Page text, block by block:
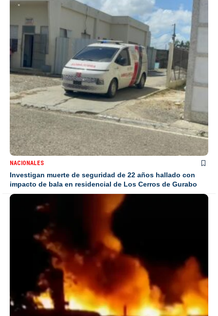
NACIONALES
Investigan muerte de seguridad de 22 años hallado con
impacto de bala en residencial de Los Cerros de Gurabo